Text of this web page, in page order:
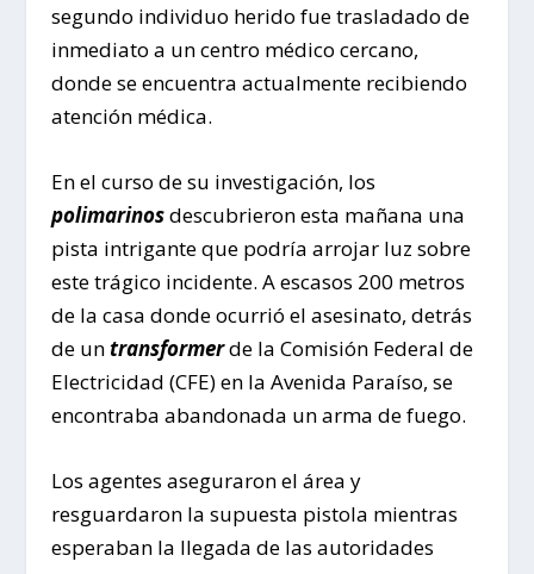
segundo individuo herido fue trasladado de
inmediato a un centro médico cercano,
donde se encuentra actualmente recibiendo
atención médica.
En el curso de su investigación, los
polimarinosdescubrieron esta mañana una
pista intrigante que podría arrojar luz sobre
este trágico incidente. A escasos 200 metros
de la casa donde ocurrió el asesinato, detrás
de untransformerde la Comisión Federal de
Electricidad (CFE) en la Avenida Paraíso, se
encontraba abandonada un arma de fuego.
Los agentes aseguraron el área y
resguardaron la supuesta pistola mientras
esperaban la llegada de las autoridades